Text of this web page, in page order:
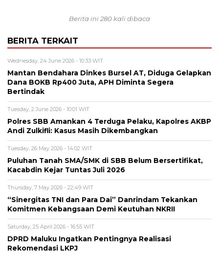
Berita ini 280 kali dibaca
BERITA TERKAIT
Wednesday, 24 June 2026 - 10:33 WIT
Mantan Bendahara Dinkes Bursel AT, Diduga Gelapkan
Dana BOKB Rp400 Juta, APH Diminta Segera
Bertindak
Tuesday, 2 June 2026 - 10:01 WIT
Polres SBB Amankan 4 Terduga Pelaku, Kapolres AKBP
Andi Zulkifli: Kasus Masih Dikembangkan
Tuesday, 26 May 2026 - 14:02 WIT
Puluhan Tanah SMA/SMK di SBB Belum Bersertifikat,
Kacabdin Kejar Tuntas Juli 2026
Thursday, 7 May 2026 - 22:49 WIT
“Sinergitas TNI dan Para Dai” Danrindam Tekankan
Komitmen Kebangsaan Demi Keutuhan NKRII ‎
Saturday, 25 April 2026 - 16:55 WIT
DPRD Maluku Ingatkan Pentingnya Realisasi
Rekomendasi LKPJ